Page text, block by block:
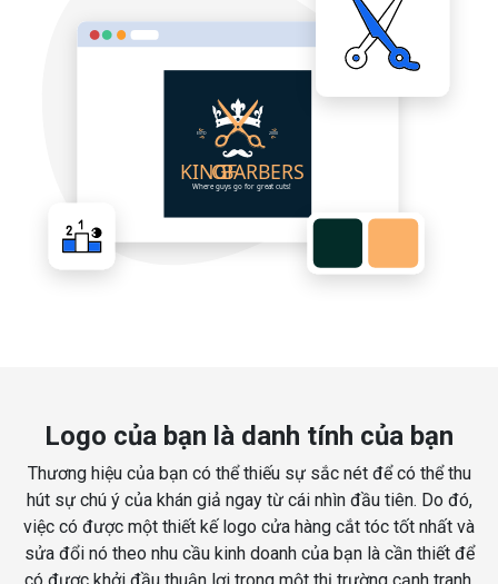
Logo của bạn là danh tính của bạn
Thương hiệu của bạn có thể thiếu sự sắc nét để có thể thu
hút sự chú ý của khán giả ngay từ cái nhìn đầu tiên. Do đó,
việc có được một thiết kế logo cửa hàng cắt tóc tốt nhất và
sửa đổi nó theo nhu cầu kinh doanh của bạn là cần thiết để